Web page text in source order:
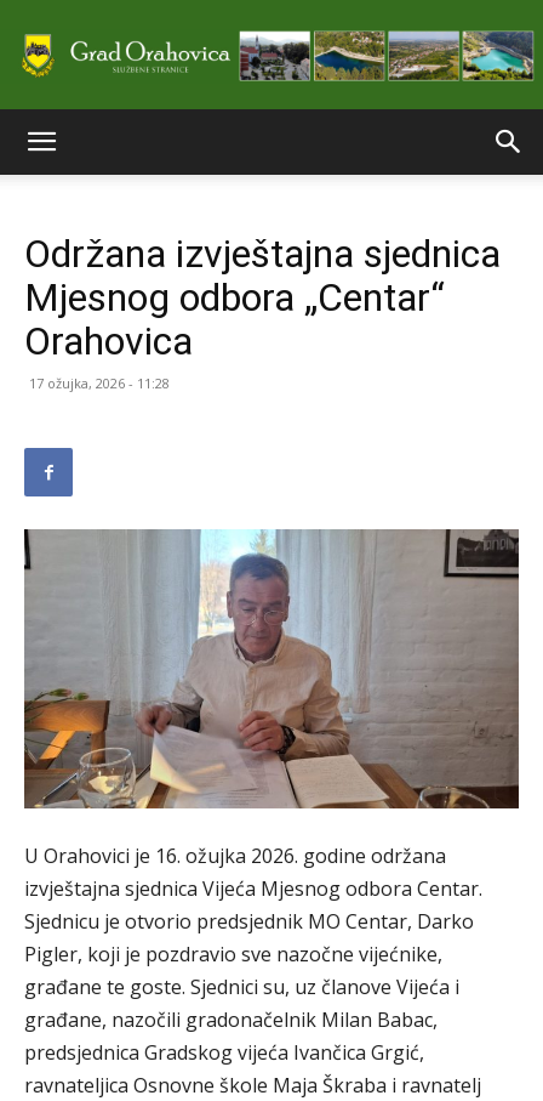
stranice
Održana izvještajna sjednica
Mjesnog odbora „Centar“
Orahovica
17 ožujka, 2026 - 11:28
U Orahovici je 16. ožujka 2026. godine održana
izvještajna sjednica Vijeća Mjesnog odbora Centar.
Sjednicu je otvorio predsjednik MO Centar, Darko
Pigler, koji je pozdravio sve nazočne vijećnike,
građane te goste. Sjednici su, uz članove Vijeća i
građane, nazočili gradonačelnik Milan Babac,
predsjednica Gradskog vijeća Ivančica Grgić,
ravnateljica Osnovne škole Maja Škraba i ravnatelj